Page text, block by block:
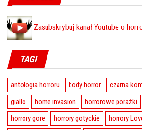
Zasubskrybuj kanał Youtube o
TAGI
antologia horroru body horror czarna
giallo
home invasion horrorowe porażki
horrory gore
horrory gotyckie
horrory